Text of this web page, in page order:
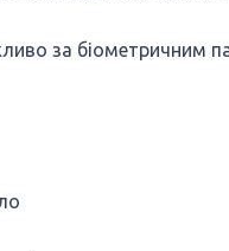
за біометричним